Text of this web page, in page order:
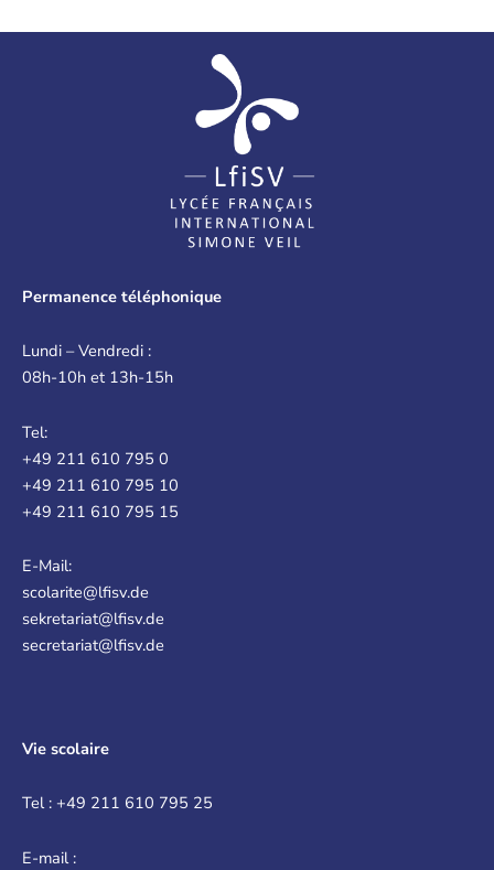
Permanence téléphonique
Lundi – Vendredi :
08h-10h et 13h-15h
Tel:
+49 211 610 795 0
+49 211 610 795 10
+49 211 610 795 15
E-Mail:
scolarite@lfisv.de
sekretariat@lfisv.de
secretariat@lfisv.de
Vie scolaire
Tel : +49 211 610 795 25
E-mail :